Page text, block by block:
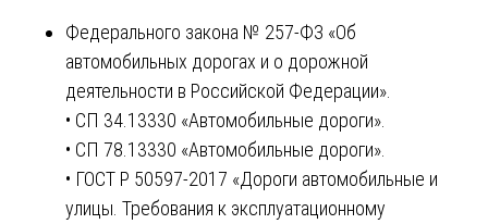
Федерального закона № 257-ФЗ «Об
автомобильных дорогах и о дорожной
деятельности в Российской Федерации».
• СП 34.13330 «Автомобильные дороги».
• СП 78.13330 «Автомобильные дороги».
• ГОСТ Р 50597-2017 «Дороги автомобильные и
улицы. Требования к эксплуатационному